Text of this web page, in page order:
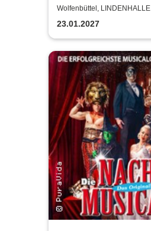
Tribute Show
Wolfenbüttel, LINDENHALLE
WOLFENBÜTTEL
23.01.2027